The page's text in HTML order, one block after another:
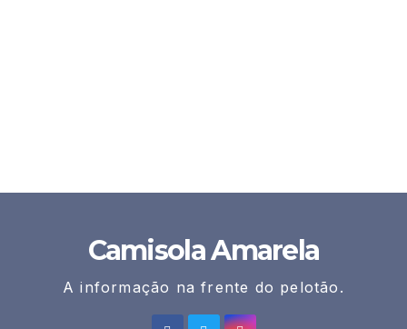
Camisola Amarela
A informação na frente do pelotão.